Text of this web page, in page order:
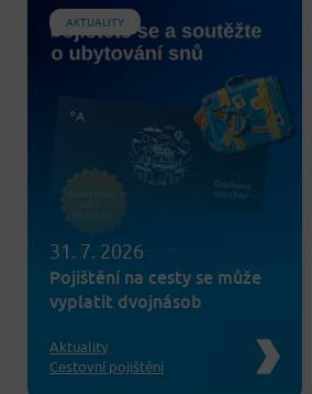
AKTUALITY
31. 7. 2026
Pojištění na cesty se může
vyplatit dvojnásob
Aktuality
Cestovní pojištění